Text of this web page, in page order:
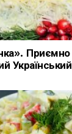
Приємно